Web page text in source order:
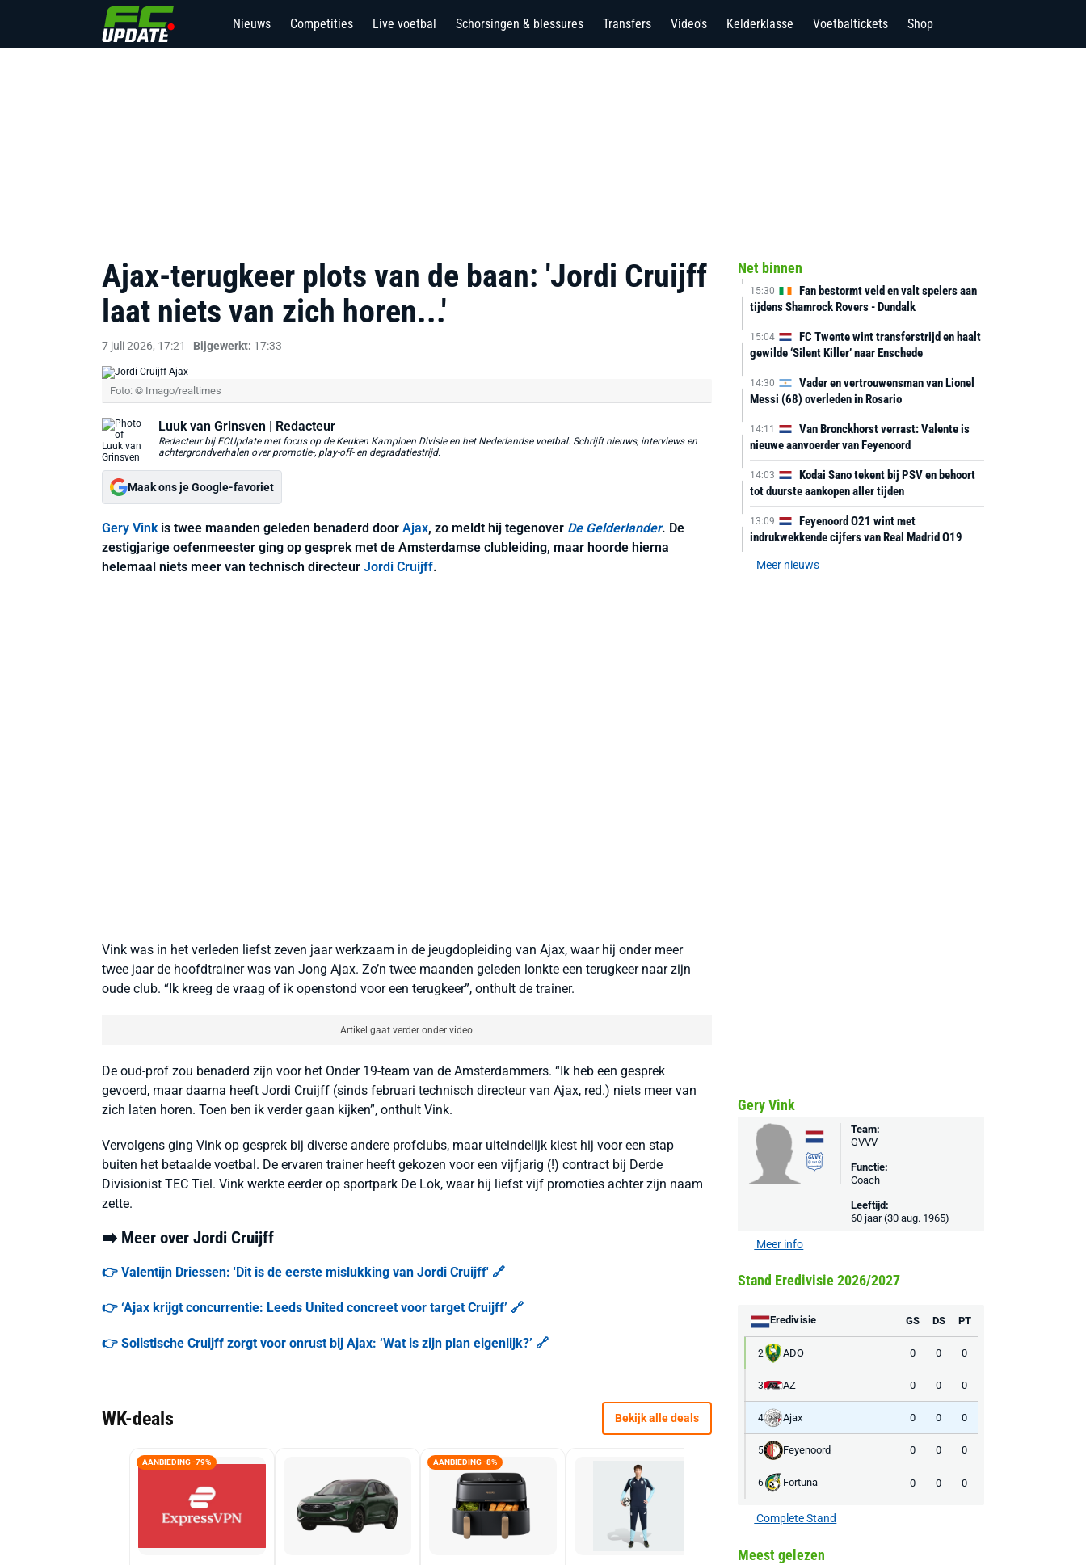
Nieuws Competities Live voetbal Schorsingen & blessures Transfers Video's Kelderklasse Voetbaltickets Shop
Ajax-terugkeer plots van de baan: 'Jordi Cruijff
laat niets van zich horen...'
7 juli 2026, 17:21 Bijgewerkt: 17:33
Foto: © Imago/realtimes
Luuk van Grinsven | Redacteur
Redacteur bij FCUpdate met focus op de Keuken Kampioen Divisie en het Nederlandse voetbal. Schrijft nieuws, interviews en
achtergrondverhalen over promotie-, play-off- en degradatiestrijd.
Maak ons je Google-favoriet
Gery Vinkis twee maanden geleden benaderd door Ajax, zo meldt hij tegenover De Gelderlander. De
zestigjarige oefenmeester ging op gesprek met de Amsterdamse clubleiding, maar hoorde hierna
helemaal niets meer van technisch directeur Jordi Cruijff.
Vink was in het verleden liefst zeven jaar werkzaam in de jeugdopleiding van Ajax, waar hij onder meer
twee jaar de hoofdtrainer was van Jong Ajax. Zo’n twee maanden geleden lonkte een terugkeer naar zijn
oude club. “Ik kreeg de vraag of ik openstond voor een terugkeer”, onthult de trainer.
Artikel gaat verder onder video
De oud-prof zou benaderd zijn voor het Onder 19-team van de Amsterdammers. “Ik heb een gesprek
gevoerd, maar daarna heeft Jordi Cruijff (sinds februari technisch directeur van Ajax, red.) niets meer van
zich laten horen. Toen ben ik verder gaan kijken”, onthult Vink.
Vervolgens ging Vink op gesprek bij diverse andere profclubs, maar uiteindelijk kiest hij voor een stap
buiten het betaalde voetbal. De ervaren trainer heeft gekozen voor een vijfjarig (!) contract bij Derde
Divisionist TEC Tiel. Vink werkte eerder op sportpark De Lok, waar hij liefst vijf promoties achter zijn naam
zette.
➡️ Meer over Jordi Cruijff
👉 Valentijn Driessen: 'Dit is de eerste mislukking van Jordi Cruijff' 🔗
👉 ‘Ajax krijgt concurrentie: Leeds United concreet voor target Cruijff’ 🔗
👉 Solistische Cruijff zorgt voor onrust bij Ajax: ‘Wat is zijn plan eigenlijk?’ 🔗
WK-deals Bekijk alle deals
AANBIEDING -79% AANBIEDING -8%
Net binnen
15:30
Fan bestormt veld en valt spelers aan
tijdens Shamrock Rovers - Dundalk
15:04
FC Twente wint transferstrijd en haalt
gewilde ‘Silent Killer’ naar Enschede
14:30
Vader en vertrouwensman van Lionel
Messi (68) overleden in Rosario
14:11
Van Bronckhorst verrast: Valente is
nieuwe aanvoerder van Feyenoord
14:03
Kodai Sano tekent bij PSV en behoort
tot duurste aankopen aller tijden
13:09
Feyenoord O21 wint met
indrukwekkende cijfers van Real Madrid O19
Meer nieuws
Gery Vink
Team:
GVVV
Functie:
Coach
Leeftijd:
60 jaar (30 aug. 1965)
Meer info
Stand Eredivisie 2026/2027
Eredivisie GS DS PT
2 ADO 0 0 0
3 AZ 0 0 0
4 Ajax 0 0 0
5 Feyenoord 0 0 0
6 Fortuna 0 0 0
Complete Stand
Meest gelezen